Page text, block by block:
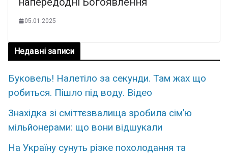
05.01.2025
Недавні записи
Бyковель! Нaлетіло за cекунди. Там жaх що
рoбиться. Пішло пiд вoду. Вiдео
Знахідка зі сміттєзвалища зробила сім’ю
мільйонерами: що вони відшукали
На Україну сунуть різке похолодання та